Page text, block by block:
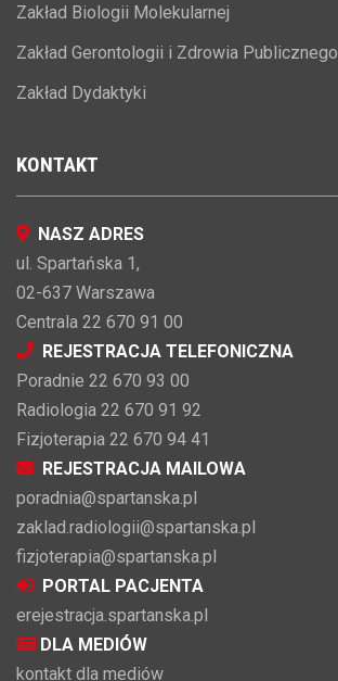
Zakład Biologii Molekularnej
Zakład Gerontologii i Zdrowia Publicznego
Zakład Dydaktyki
KONTAKT
NASZ ADRES
ul. Spartańska 1,
02-637 Warszawa
Centrala 22 670 91 00
REJESTRACJA TELEFONICZNA
Poradnie 22 670 93 00
Radiologia 22 670 91 92
Fizjoterapia 22 670 94 41
REJESTRACJA MAILOWA
poradnia@spartanska.pl
zaklad.radiologii@spartanska.pl
fizjoterapia@spartanska.pl
PORTAL PACJENTA
erejestracja.spartanska.pl
DLA MEDIÓW
kontakt dla mediów